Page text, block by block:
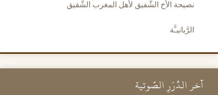
نصيحة الأخ الشَّفيق لأهل المغرب الشَّقيق
الرَّبانيـَّة
آخر الدُّرَرِ الصَّوتية